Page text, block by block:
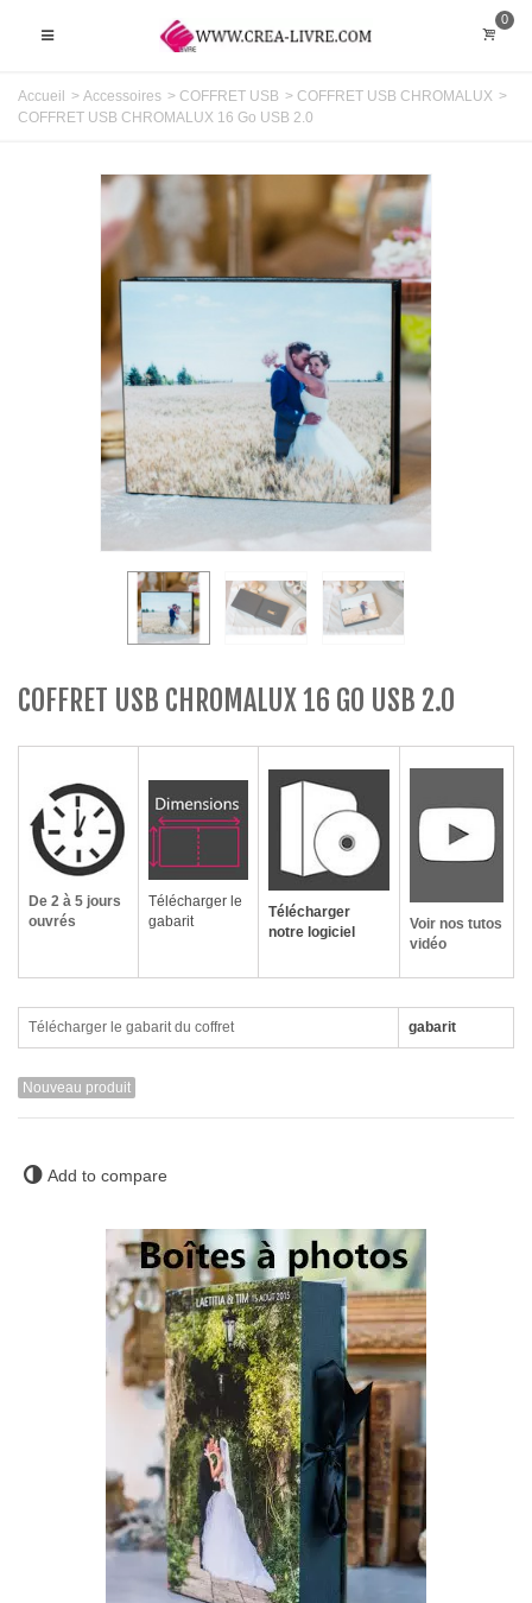
0
Accueil > Accessoires > COFFRET USB > COFFRET USB CHROMALUX >
COFFRET USB CHROMALUX 16 Go USB 2.0
COFFRET USB CHROMALUX 16 GO USB 2.0
De 2 à 5 jours
ouvrés
Télécharger le
gabarit
Télécharger
notre logiciel
Voir nos tutos
vidéo
Télécharger le gabarit du coffret gabarit
Nouveau produit
Add to compare